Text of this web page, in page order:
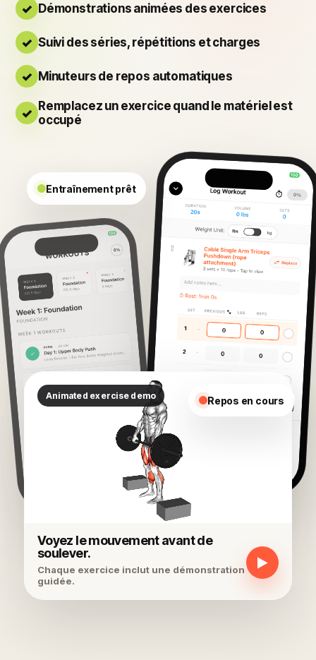
Démonstrations animées des exercices
Suivi des séries, répétitions et charges
Minuteurs de repos automatiques
Remplacez un exercice quand le matériel est
occupé
Entraînement prêt
Repos en cours
Voyez le mouvement avant de
soulever.
Chaque exercice inclut une démonstration
guidée.
▶